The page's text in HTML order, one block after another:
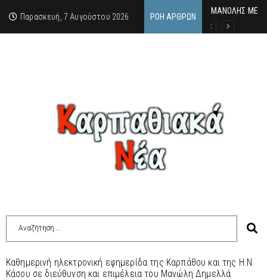
Παρασκευή, 7 Αυγούστου 2026 ΡΟΉ ΆΡΘΡΩΝ
MΑΝΟΛΗΣ
ΕΚΔΗΛΩΣΗ
Κάθε
Καθημερινή ηλεκτρονική εφημερίδα της Καρπάθου και της Η.Ν.
Κάσου σε διεύθυνση και επιμέλεια του Μανώλη Δημελλά